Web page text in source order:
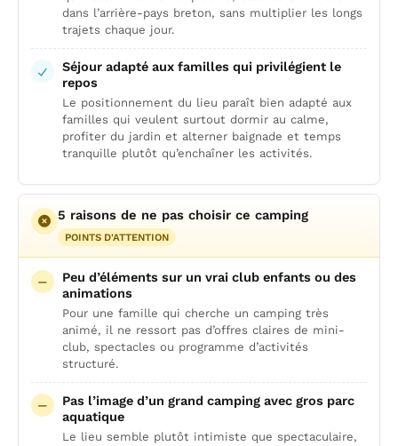
dans l’arrière-pays breton, sans multiplier les longs
trajets chaque jour.
Séjour adapté aux familles qui privilégient le
repos
Le positionnement du lieu paraît bien adapté aux
familles qui veulent surtout dormir au calme,
profiter du jardin et alterner baignade et temps
tranquille plutôt qu’enchaîner les activités.
5 raisons de ne pas choisir ce camping
POINTS D'ATTENTION
Peu d’éléments sur un vrai club enfants ou des
animations
Pour une famille qui cherche un camping très
animé, il ne ressort pas d’offres claires de mini-
club, spectacles ou programme d’activités
structuré.
Pas l’image d’un grand camping avec gros parc
aquatique
Le lieu semble plutôt intimiste que spectaculaire,